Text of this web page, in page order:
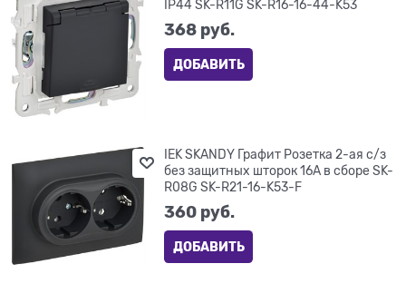
IP44 SK-R11G SK-R16-16-44-K53
368 руб.
ДОБАВИТЬ
IEK SKANDY Графит Розетка 2-ая с/з
без защитных шторок 16А в сборе SK-
R08G SK-R21-16-K53-F
360 руб.
ДОБАВИТЬ